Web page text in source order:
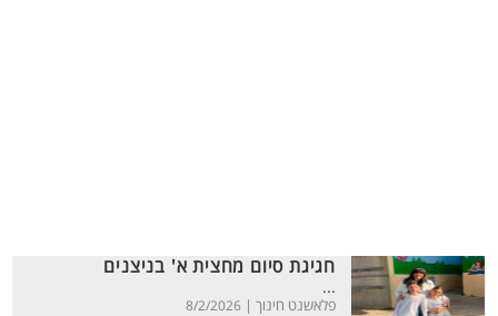
חגיגת סיום מחצית א' בניצנים
...
פלאשנט חינוך | 8/2/2026